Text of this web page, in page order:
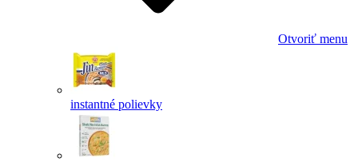
Otvoriť menu
instantné polievky